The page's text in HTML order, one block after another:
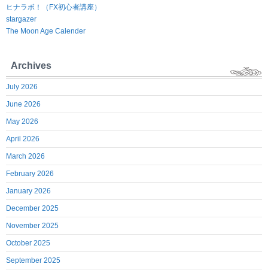
ヒナラボ！（FX初心者講座）
stargazer
The Moon Age Calender
Archives
July 2026
June 2026
May 2026
April 2026
March 2026
February 2026
January 2026
December 2025
November 2025
October 2025
September 2025